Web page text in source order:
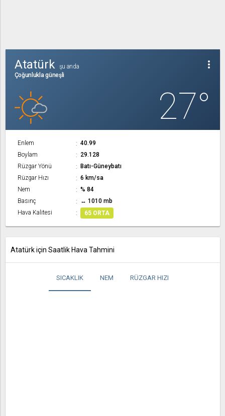
more_vert
Atatürk
şu anda
Çoğunlukla güneşli
27°
Enlem
40.99
Boylam
29.128
Rüzgar Yönü
Batı-Güneybatı
Rüzgar Hızı
6 km/sa
Nem
% 84
Basınç
↔ 1010 mb
Hava Kalitesi
65 ORTA
Atatürk için Saatlik Hava Tahmini
SICAKLIK NEM RÜZGAR HIZI